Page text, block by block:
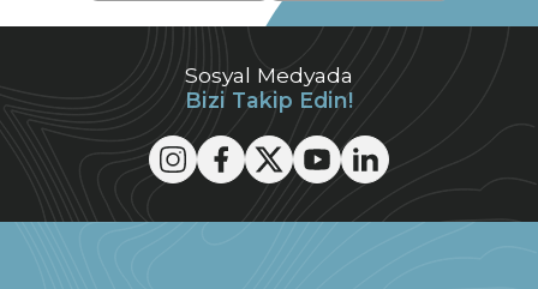
Sosyal Medyada
Bizi Takip Edin!